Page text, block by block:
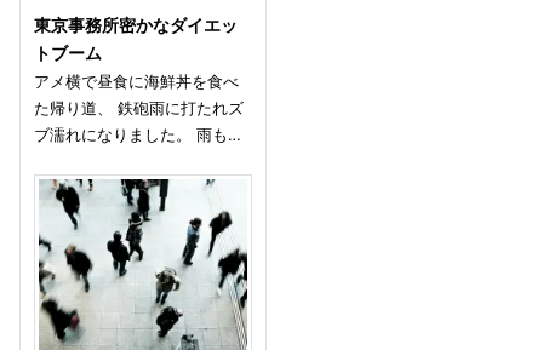
東京事務所密かなダイエッ
トブーム
アメ横で昼食に海鮮丼を食べ
た帰り道、 鉄砲雨に打たれズ
ブ濡れになりました。 雨も…